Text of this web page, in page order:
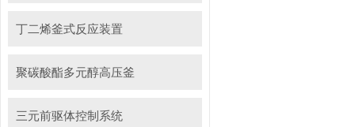
丁二烯釜式反应装置
聚碳酸酯多元醇高压釜
三元前驱体控制系统